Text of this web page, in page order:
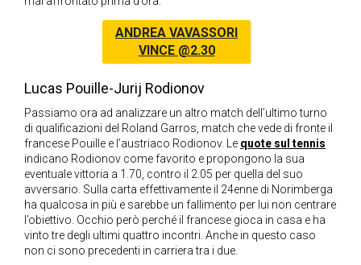
ANDREA VAVASSORI
VINCE @2.30
Lucas Pouille-Jurij Rodionov
Passiamo ora ad analizzare un altro match dell’ultimo turno
di qualificazioni del Roland Garros, match che vede di fronte il
francese Pouille e l’austriaco Rodionov. Le quote sul tennis
indicano Rodionov come favorito e propongono la sua
eventuale vittoria a 1.70, contro il 2.05 per quella del suo
avversario. Sulla carta effettivamente il 24enne di Norimberga
ha qualcosa in più e sarebbe un fallimento per lui non centrare
l’obiettivo. Occhio però perché il francese gioca in casa e ha
vinto tre degli ultimi quattro incontri. Anche in questo caso
non ci sono precedenti in carriera tra i due.